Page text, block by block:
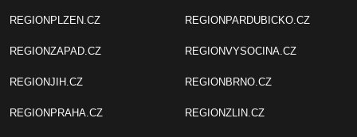
REGIONPLZEN.CZ
REGIONZAPAD.CZ
REGIONJIH.CZ
REGIONPRAHA.CZ
REGIONPARDUBICKO.CZ
REGIONVYSOCINA.CZ
REGIONBRNO.CZ
REGIONZLIN.CZ